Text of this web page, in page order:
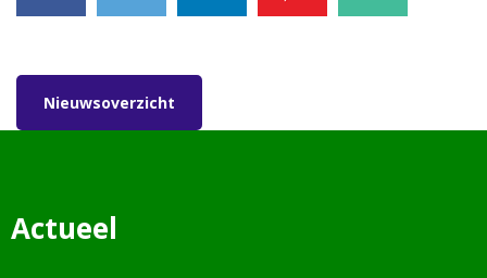
Nieuwsoverzicht
Actueel